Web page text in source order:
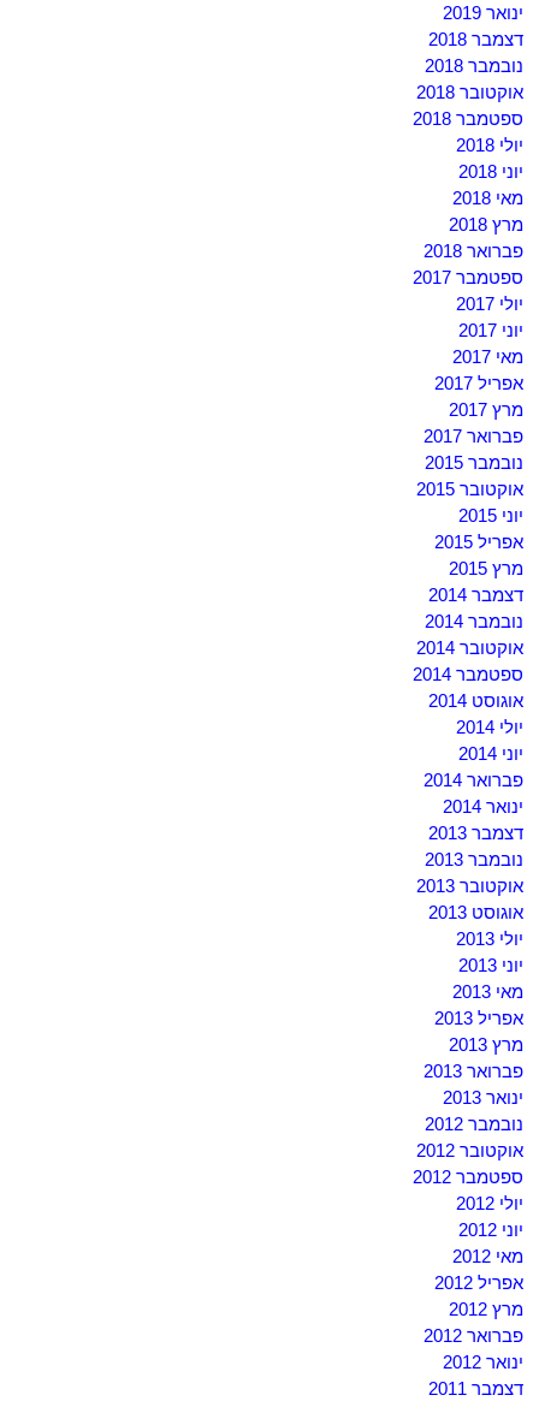
ינואר 2019
דצמבר 2018
נובמבר 2018
אוקטובר 2018
ספטמבר 2018
יולי 2018
יוני 2018
מאי 2018
מרץ 2018
פברואר 2018
ספטמבר 2017
יולי 2017
יוני 2017
מאי 2017
אפריל 2017
מרץ 2017
פברואר 2017
נובמבר 2015
אוקטובר 2015
יוני 2015
אפריל 2015
מרץ 2015
דצמבר 2014
נובמבר 2014
אוקטובר 2014
ספטמבר 2014
אוגוסט 2014
יולי 2014
יוני 2014
פברואר 2014
ינואר 2014
דצמבר 2013
נובמבר 2013
אוקטובר 2013
אוגוסט 2013
יולי 2013
יוני 2013
מאי 2013
אפריל 2013
מרץ 2013
פברואר 2013
ינואר 2013
נובמבר 2012
אוקטובר 2012
ספטמבר 2012
יולי 2012
יוני 2012
מאי 2012
אפריל 2012
מרץ 2012
פברואר 2012
ינואר 2012
דצמבר 2011